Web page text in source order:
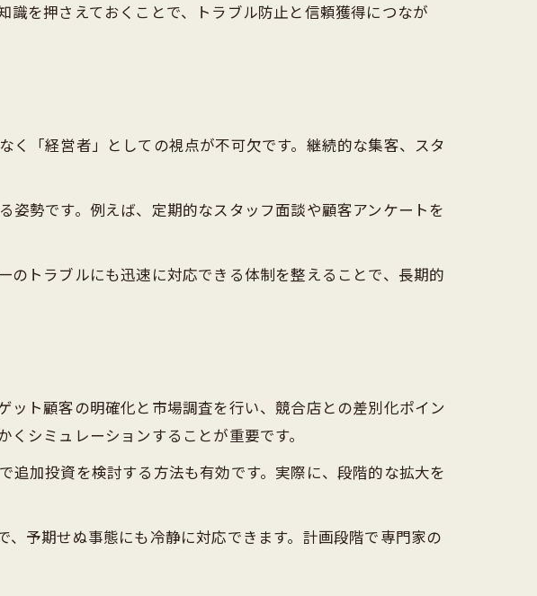
実践方法
なリスク要因
の実践術
テの信頼構築
応策
理の方法
の極意
学ぶポイント
の工夫
秘訣
を押さえておくことで、トラブル防止と信頼獲得につなが
「経営者」としての視点が不可欠です。継続的な集客、スタ
勢です。例えば、定期的なスタッフ面談や顧客アンケートを
トラブルにも迅速に対応できる体制を整えることで、長期的
ト顧客の明確化と市場調査を行い、競合店との差別化ポイン
シミュレーションすることが重要です。
加投資を検討する方法も有効です。実際に、段階的な拡大を
予期せぬ事態にも冷静に対応できます。計画段階で専門家の